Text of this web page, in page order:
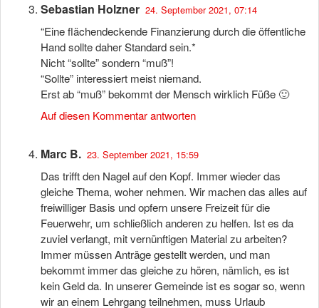
Sebastian Holzner 24. September 2021, 07:14
“Eine flächendeckende Finanzierung durch die öffentliche
Hand sollte daher Standard sein.*
Nicht “sollte” sondern “muß”!
“Sollte” interessiert meist niemand.
Erst ab “muß” bekommt der Mensch wirklich Füße 🙂
Auf diesen Kommentar antworten
Marc B. 23. September 2021, 15:59
Das trifft den Nagel auf den Kopf. Immer wieder das
gleiche Thema, woher nehmen. Wir machen das alles auf
freiwilliger Basis und opfern unsere Freizeit für die
Feuerwehr, um schließlich anderen zu helfen. Ist es da
zuviel verlangt, mit vernünftigen Material zu arbeiten?
Immer müssen Anträge gestellt werden, und man
bekommt immer das gleiche zu hören, nämlich, es ist
kein Geld da. In unserer Gemeinde ist es sogar so, wenn
wir an einem Lehrgang teilnehmen, muss Urlaub